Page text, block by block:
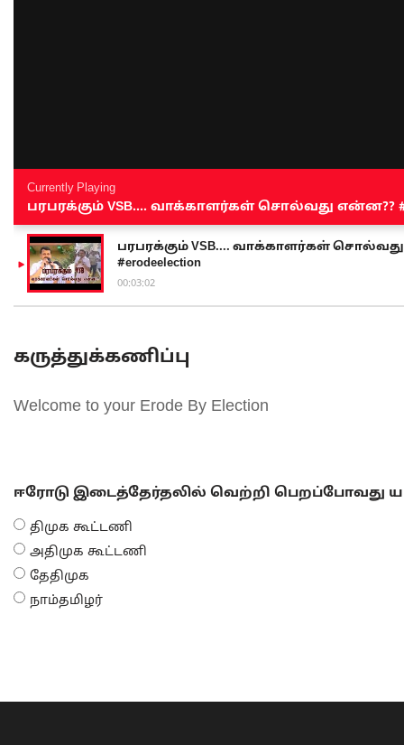
Currently Playing
பரபரக்கும் VSB.... வாக்காளர்கள் சொல்வது என்ன??
பரபரக்கும் VSB.... வாக்காளர்கள் சொல்வது
#erodeelection
00:03:02
கருத்துக்கணிப்பு
Welcome to your Erode By Election
ஈரோடு இடைத்தேர்தலில் வெற்றி பெறப்போவது
திமுக கூட்டணி
அதிமுக கூட்டணி
தேதிமுக
நாம்தமிழர்